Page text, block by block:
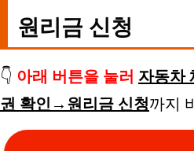
원리금 신청
👇 아래 버튼을 눌러 자동차
권 확인→원리금 신청까지